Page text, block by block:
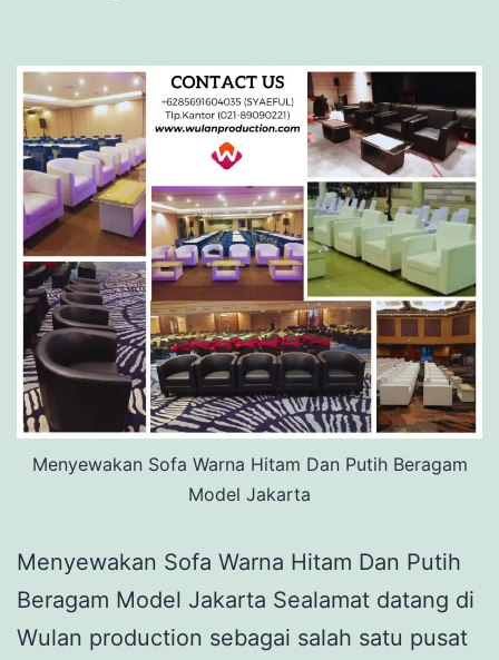
Menyewakan Sofa Warna Hitam Dan Putih Beragam
Model Jakarta
Menyewakan Sofa Warna Hitam Dan Putih
Beragam Model Jakarta Sealamat datang di
Wulan production sebagai salah satu pusat